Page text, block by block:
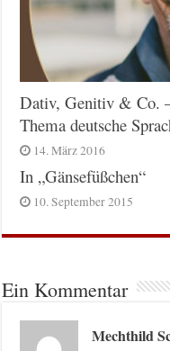
Dativ, Genitiv & Co.
Thema deutsche
14. März 2016
In „Gänsefüßchen“
10. September 2015
Ein Kommentar
Mechthild